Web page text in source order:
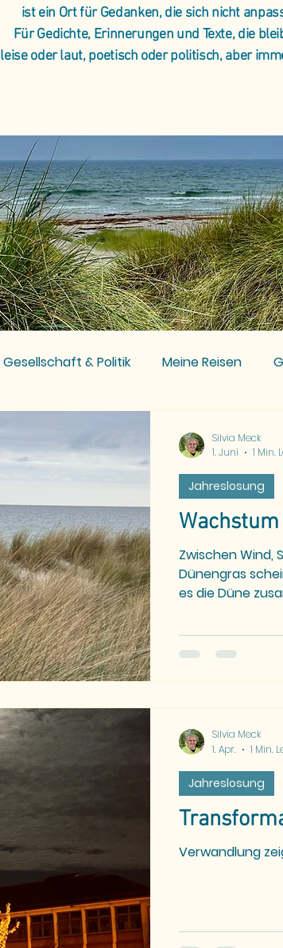
ist ein Ort für Gedanken, die sich nicht
Für Gedichte, Erinnerungen und Texte, die
leise oder laut, poetisch oder politisch, aber
Gesellschaft & Politik Meine Reisen
Zwischen Wind,
Dünengras
es die Düne zusammen.
großer Bedeutung. Was ist in den letzten
dir gewachsen
Jahreslosung
Silvia Meck
1. Juni
1 Min.
Verwandlung
Jahreslosung
Silvia Meck
1. Apr.
1 Min.